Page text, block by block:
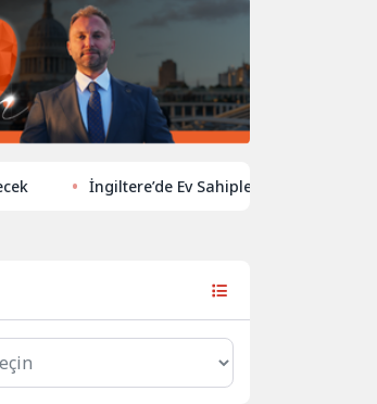
İngiltere’de Ev Sahiplerinden Yeni Yönelim: